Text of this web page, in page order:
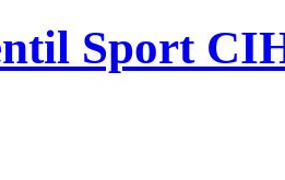
Sport